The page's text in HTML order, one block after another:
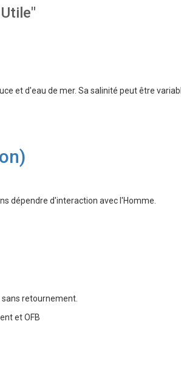
et d'eau de mer. Sa salinité peut être
dépendre d'interaction avec l'Homme.
retournement.
et OFB